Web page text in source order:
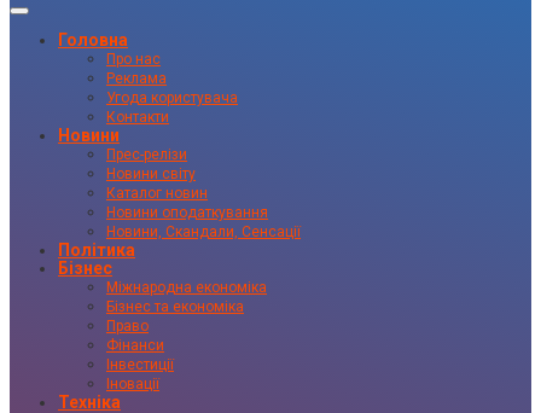
Головна
Про нас
Реклама
Угода користувача
Контакти
Новини
Прес-релізи
Новини світу
Каталог новин
Новини оподаткування
Новини, Скандали, Сенсації
Політика
Бізнес
Міжнародна економіка
Бізнес та економіка
Право
Фінанси
Інвестиції
Іновації
Техніка